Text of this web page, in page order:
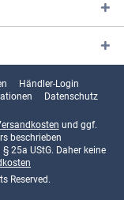
Händler-Login
Datenschutz
und ggf.
beschrieben
25a UStG. Daher keine
Reserved.